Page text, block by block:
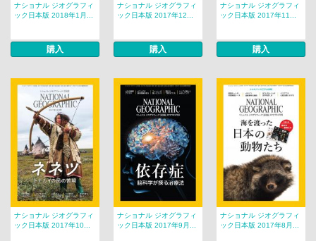
ナショナル ジオグラフィ
ック日本版 2018年1月...
購入
ナショナル ジオグラフィ
ック日本版 2017年12...
購入
ナショナル ジオグラフィ
ック日本版 2017年11...
購入
ナショナル ジオグラフィ
ック日本版 2017年10...
ナショナル ジオグラフィ
ック日本版 2017年9月...
ナショナル ジオグラフィ
ック日本版 2017年8月...